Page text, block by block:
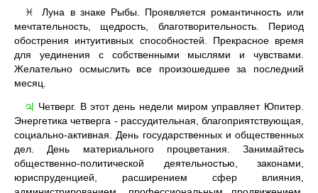
♓
Луна в знаке Рыбы. Проявляется романтичность или
мечтательность, щедрость, благотворительность. Период
обострения интуитивных способностей. Прекрасное время
для уединения с собственными мыслями и чувствами.
Желательно осмыслить все произошедшее за последний
месяц.
♃
Четверг. В этот день недели миром управляет Юпитер.
Энергетика четверга - рассудительная, благоприятствующая,
социально-активная. День государственных и общественных
дел. День материального процветания. Занимайтесь
общественно-политической деятельностью, законами,
юриспруденцией, расширением сфер влияния,